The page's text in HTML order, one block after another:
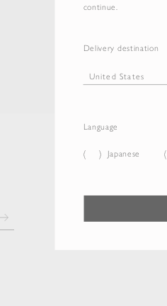
continue.
Delivery destination
Language
Japanese